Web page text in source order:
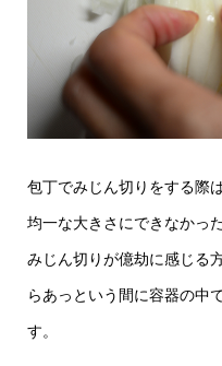
包丁でみじん切りをする際
均一な大きさにできなかっ
みじん切りが億劫に感じる
らあっという間に容器の中
す。